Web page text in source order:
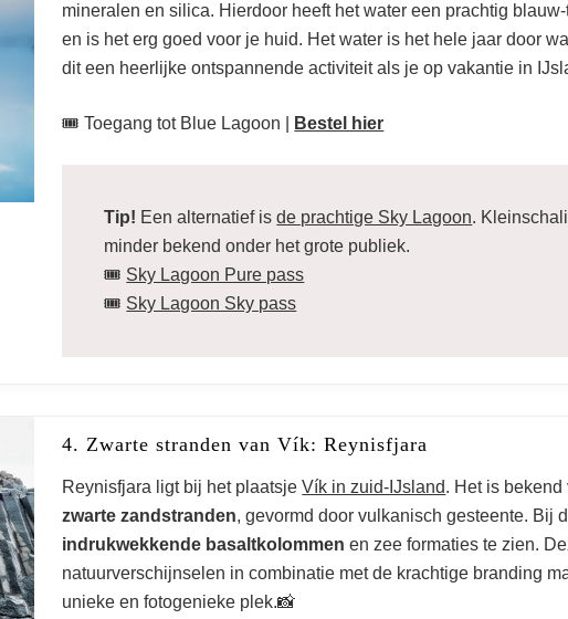
mineralen en silica. Hierdoor heeft het water een prachtig
en is het erg goed voor je huid. Het water is het hele jaar door
dit een heerlijke ontspannende activiteit als je op vakantie in
🎟️ Toegang tot Blue Lagoon | Bestel hier
Tip! Een alternatief isde prachtige Sky Lagoon.
minder bekend onder het grote publiek.
🎟️ Sky Lagoon Pure pass
🎟️ Sky Lagoon Sky pass
4. Zwarte stranden van Vík: Reynisfjara
Reynisfjara ligt bij het plaatsjeVík in zuid-IJsland. Het is
zwarte zandstranden, gevormd door vulkanisch gesteente. Bij
indrukwekkende basaltkolommen en zee formaties te zien.
natuurverschijnselen in combinatie met de krachtige branding
unieke en fotogenieke plek.📸